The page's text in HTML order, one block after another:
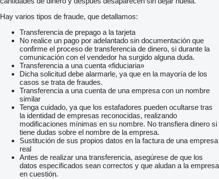
Hay varios tipos de fraude, que detallamos:
Transferencia de prepago a la tarjeta
No realice un pago por adelantado sin documentación que
confirme el proceso de transferencia de dinero, si durante la
comunicación con el vendedor ha surgido alguna duda.
Transferencia a una cuenta «fiduciaria»
Dicha solicitud debe alarmarle, ya que en la mayoría de los
casos se trata de fraudes.
Transferencia a una cuenta de una empresa con un nombre
similar
Tenga cuidado, ya que los estafadores pueden ocultarse tras
la identidad de empresas reconocidas, realizando
modificaciones mínimas en su nombre. No transfiera dinero si
tiene dudas sobre el nombre de la empresa.
Sustitución de sus propios datos en la factura de una empresa
real
Antes de realizar una transferencia, asegúrese de que los
datos especificados sean correctos y que aludan a la empresa
en cuestión.